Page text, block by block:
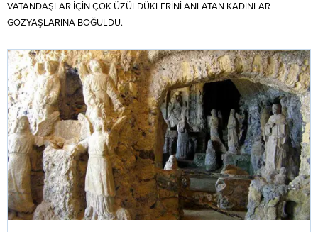
VATANDAŞLAR İÇİN ÇOK ÜZÜLDÜKLERİNİ ANLATAN KADINLAR
GÖZYAŞLARINA BOĞULDU.